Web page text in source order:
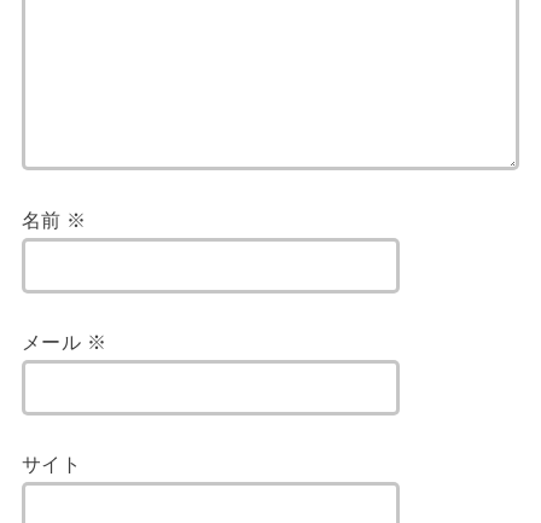
名前 ※
メール ※
サイト